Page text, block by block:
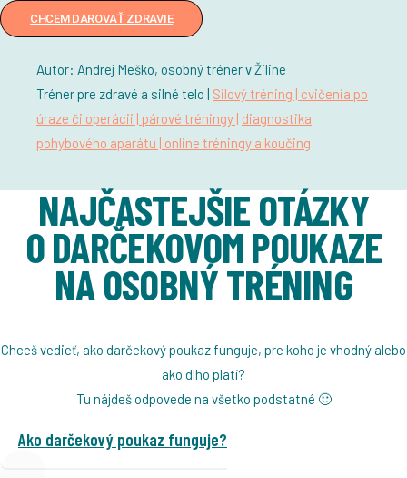
CHCEM DAROVAŤ ZDRAVIE
Autor: Andrej Meško, osobný tréner v Žiline
Tréner pre zdravé a silné telo | Silový tréning | cvičenia po
úraze či operácii | párové tréningy | diagnostika
pohybového aparátu | online tréningy a koučing
NAJČASTEJŠIE OTÁZKY
O DARČEKOVOM POUKAZE
NA OSOBNÝ TRÉNING
Chceš vedieť, ako darčekový poukaz funguje, pre koho je vhodný alebo
ako dlho platí?
Tu nájdeš odpovede na všetko podstatné 🙂
Ako darčekový poukaz funguje?